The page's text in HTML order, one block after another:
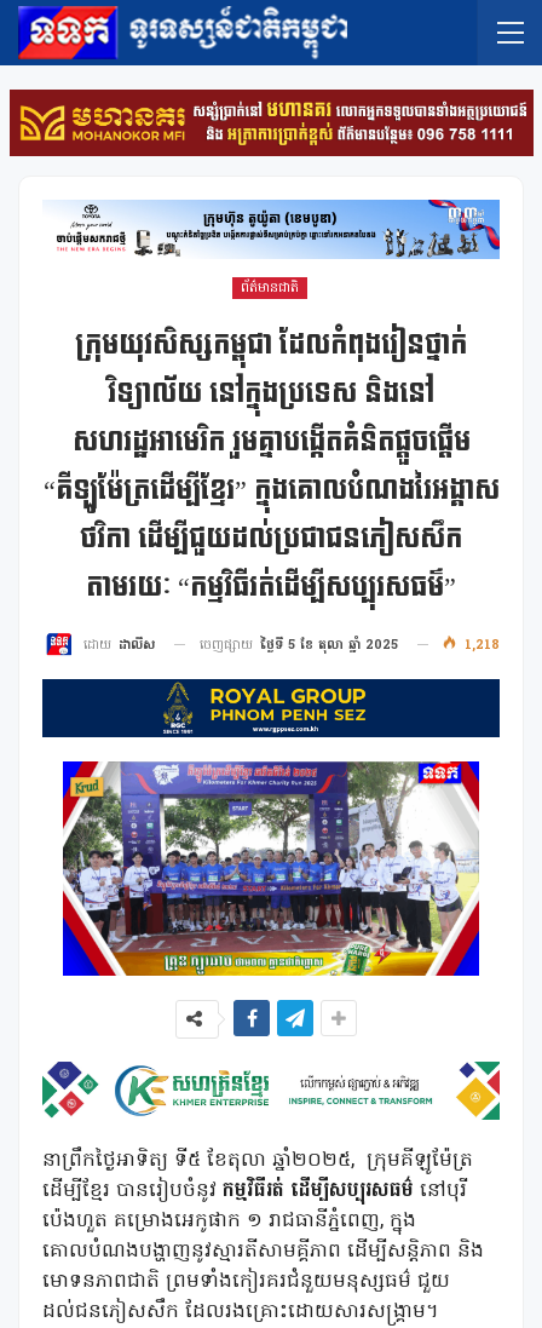
ព័ត៌មានជាតិ
ក្រុមយុវសិស្សកម្ពុជា ដែលកំពុងរៀនថ្នាក់
វិទ្យាល័យ នៅក្នុងប្រទេស និងនៅ
សហរដ្ឋអាមេរិក រួមគ្នាបង្កើតគំនិតផ្ដួចផ្ដើម
“គីឡូម៉ែត្រដើម្បីខ្មែរ” ក្នុងគោលបំណងរៃអង្គាស
ថវិកា ដើម្បីជួយដល់ប្រជាជនភៀសសឹក
តាមរយៈ “កម្មវិធីរត់ដើម្បីសប្បុរសធម៌”
ដោយ ដាលីស ចេញផ្សាយ ថ្ងៃទី 5 ខែ តុលា ឆ្នាំ 2025 1,218
នាព្រឹកថ្ងៃអាទិត្យ ទី៥ ខែតុលា ឆ្នាំ២០២៥, ក្រុមគីឡូម៉ែត្រ
ដើម្បីខ្មែរ បានរៀបចំនូវ កម្មវិធីរត់ ដើម្បីសប្បុរសធម៌ នៅបុរី
ប៉េងហួត គម្រោងអេកូផាក ១ រាជធានីភ្នំពេញ, ក្នុង
គោលបំណងបង្ហាញនូវស្មារតីសាមគ្គីភាព ដើម្បីសន្តិភាព និង
មោទនភាពជាតិ ព្រមទាំងកៀរគរជំនួយមនុស្សធម៌ ជួយ
ដល់ជនភៀសសឹក ដែលរងគ្រោះដោយសារសង្រ្គាម។